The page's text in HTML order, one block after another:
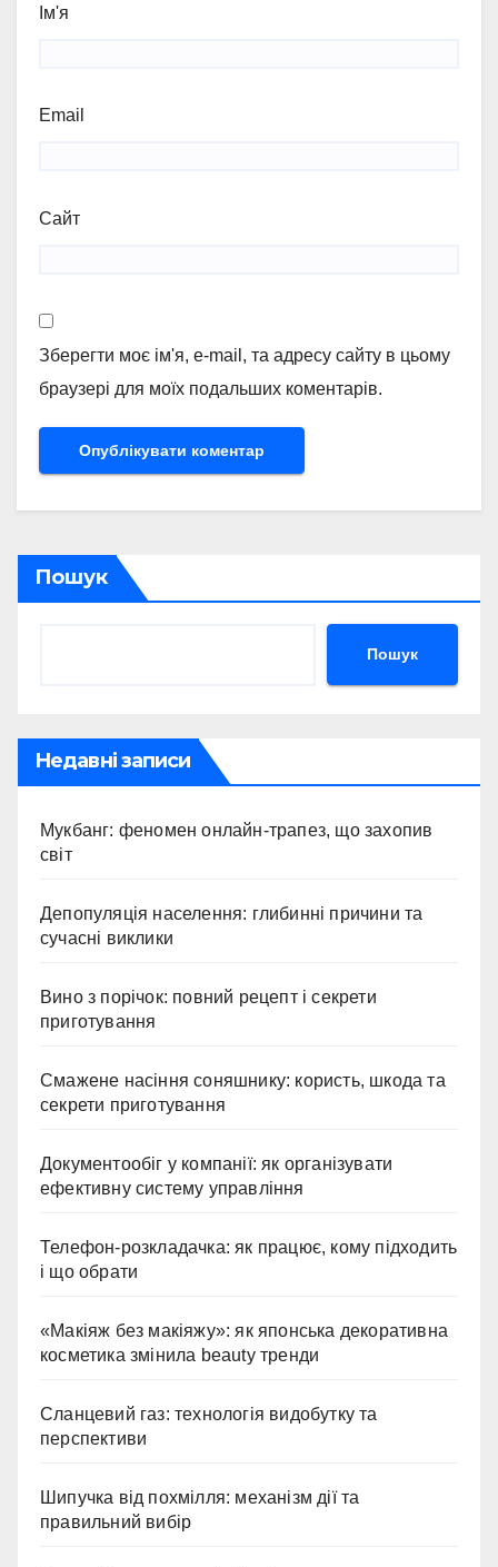
Ім'я
Email
Сайт
Зберегти моє ім'я, e-mail, та адресу сайту в цьому
браузері для моїх подальших коментарів.
Пошук
Пошук
Недавні записи
Мукбанг: феномен онлайн-трапез, що захопив
світ
Депопуляція населення: глибинні причини та
сучасні виклики
Вино з порічок: повний рецепт і секрети
приготування
Смажене насіння соняшнику: користь, шкода та
секрети приготування
Документообіг у компанії: як організувати
ефективну систему управління
Телефон-розкладачка: як працює, кому підходить
і що обрати
«Макіяж без макіяжу»: як японська декоративна
косметика змінила beauty тренди
Сланцевий газ: технологія видобутку та
перспективи
Шипучка від похмілля: механізм дії та
правильний вибір